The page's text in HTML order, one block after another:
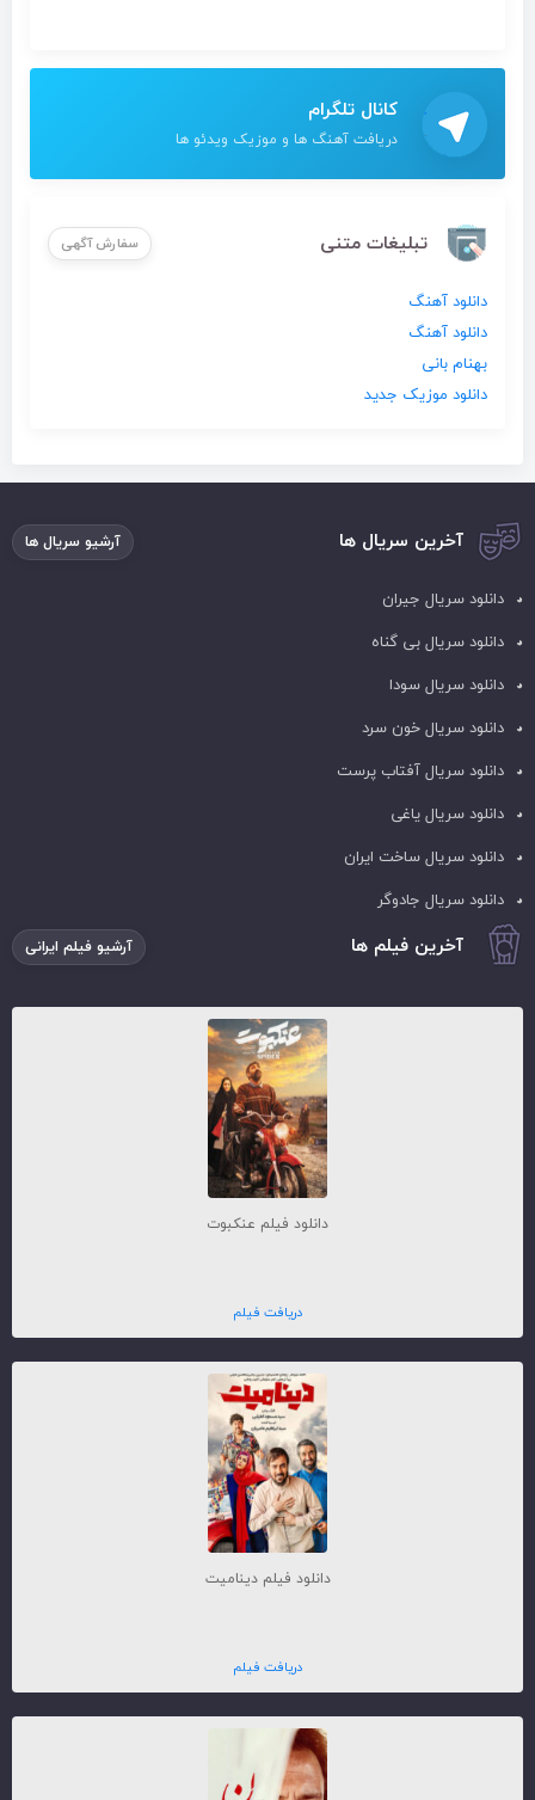
کانال تلگرام
دریافت آهنگ ها و موزیک ویدئو ها
تبلیغات متنی سفارش آگهی
دانلود آهنگ
دانلود آهنگ
بهنام بانی
دانلود موزیک جدید
آخرین سریال ها آرشیو سریال ها
دانلود سریال جیران
دانلود سریال بی گناه
دانلود سریال سودا
دانلود سریال خون سرد
دانلود سریال آفتاب پرست
دانلود سریال یاغی
دانلود سریال ساخت ایران
دانلود سریال جادوگر
آخرین فیلم ها آرشیو فیلم ایرانی
دانلود فیلم عنکبوت
دریافت فیلم
دانلود فیلم دینامیت
دریافت فیلم